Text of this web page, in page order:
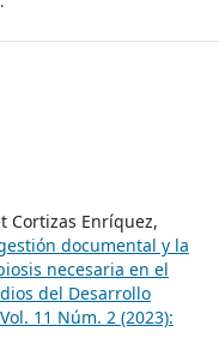
Cortizas Enríquez,
documental y la
necesaria en el
del Desarrollo
11 Núm. 2 (2023):